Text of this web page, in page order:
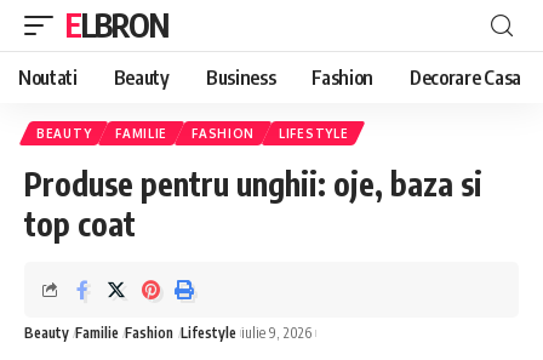
ELBRON
Noutati Beauty Business Fashion Decorare Casa
BEAUTY FAMILIE FASHION LIFESTYLE
Produse pentru unghii: oje, baza si
top coat
Beauty Familie Fashion Lifestyle iulie 9, 2026